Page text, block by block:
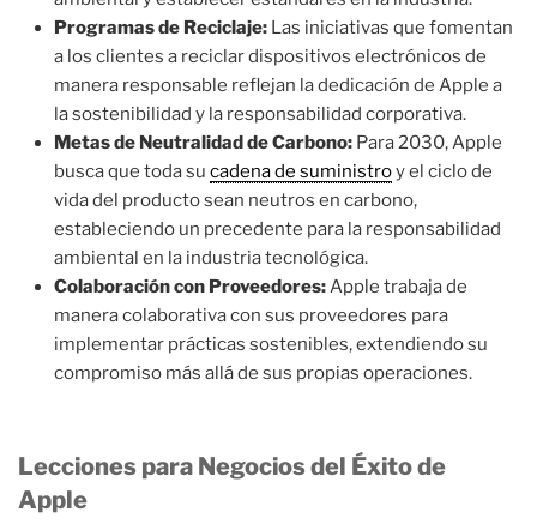
Programas de Reciclaje: Las iniciativas que fomentan
a los clientes a reciclar dispositivos electrónicos de
manera responsable reflejan la dedicación de Apple a
la sostenibilidad y la responsabilidad corporativa.
Metas de Neutralidad de Carbono: Para 2030, Apple
busca que toda su cadena de suministroy el ciclo de
vida del producto sean neutros en carbono,
estableciendo un precedente para la responsabilidad
ambiental en la industria tecnológica.
Colaboración con Proveedores:Apple trabaja de
manera colaborativa con sus proveedores para
implementar prácticas sostenibles, extendiendo su
compromiso más allá de sus propias operaciones.
Lecciones para Negocios del Éxito de
Apple